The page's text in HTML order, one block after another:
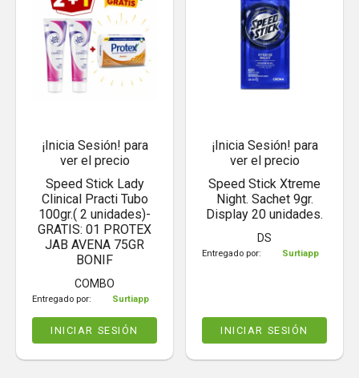
¡Inicia Sesión! para
ver el precio
Speed Stick Lady
Clinical Practi Tubo
100gr.( 2 unidades)-
GRATIS: 01 PROTEX
JAB AVENA 75GR
BONIF
COMBO
Entregado por: Surtiapp
INICIAR SESIÓN
¡Inicia Sesión! para
ver el precio
Speed Stick Xtreme
Night. Sachet 9gr.
Display 20 unidades.
DS
Entregado por: Surtiapp
INICIAR SESIÓN